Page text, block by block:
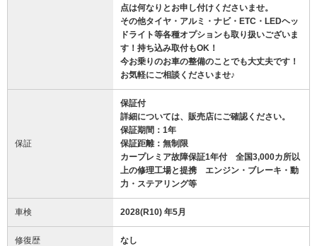
点は何なりとお申し付けくださいませ。
その他タイヤ・アルミ・ナビ・ETC・LEDヘッ
ドライト等各種オプションも取り扱いございま
す！持ち込み取付もOK！
今お乗りのお車の整備のことでも大丈夫です！
お気軽にご相談くださいませ♪
保証
保証付
詳細については、販売店にご確認ください。
保証期間：1年
保証距離：無制限
カープレミア故障保証1年付 全国3,000カ所以
上の修理工場と提携 エンジン・ブレーキ・動
力・ステアリング等
車検 2028(R10) 年5月
修復歴 なし